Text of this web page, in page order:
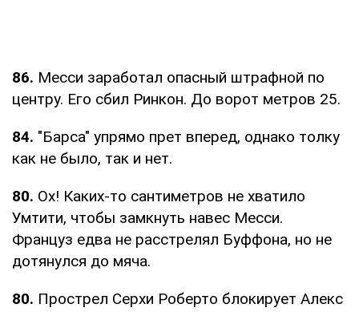
86. Месси заработал опасный штрафной по
центру. Его сбил Ринкон. До ворот метров 25.
84. "Барса" упрямо прет вперед, однако толку
как не было, так и нет.
80. Ох! Каких-то сантиметров не хватило
Умтити, чтобы замкнуть навес Месси.
Француз едва не расстрелял Буффона, но не
дотянулся до мяча.
80. Прострел Серхи Роберто блокирует Алекс